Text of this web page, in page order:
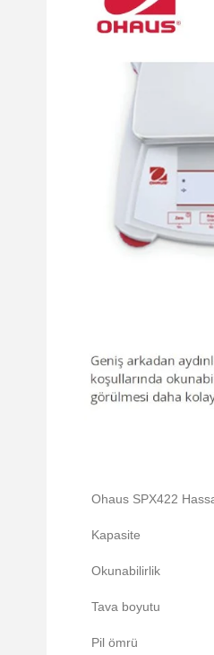
Ohaus SPX422
Kapasite
Okunabilirlik
Tava boyutu
Pil ömrü